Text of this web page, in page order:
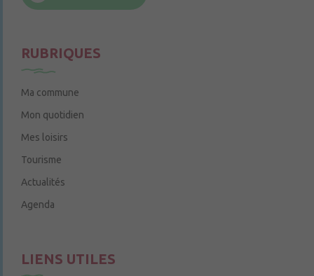
RUBRIQUES
Ma commune
Mon quotidien
Mes loisirs
Tourisme
Actualités
Agenda
LIENS UTILES